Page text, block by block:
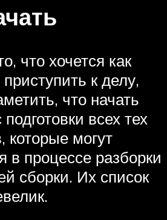
что хочется как
к делу,
что начать
всех тех
которые могут
в процессе разборки
сборки. Их список